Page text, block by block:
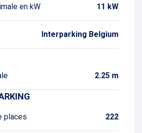
en kW 11 kW
Interparking Belgium
2.25 m
places 222